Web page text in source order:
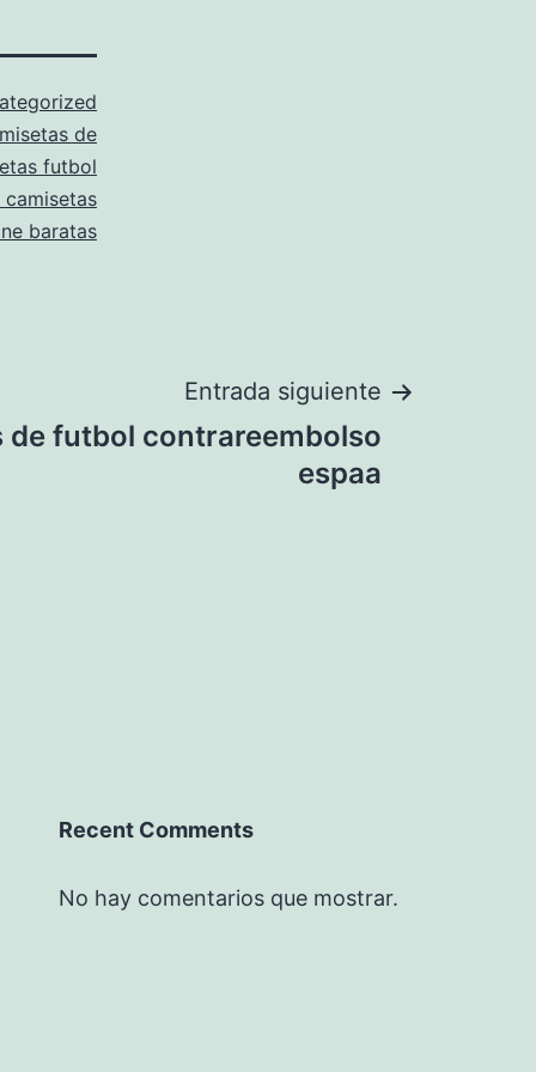
de
futbol
baratas
Entrada siguiente
de futbol contrareembolso
espaa
Recent Comments
No hay comentarios que mostrar.